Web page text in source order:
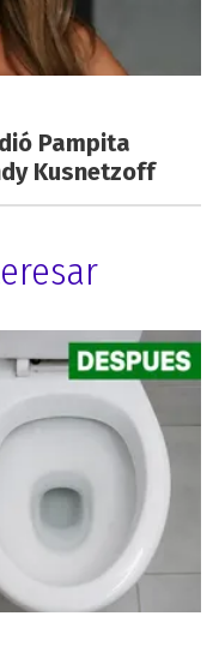
Pampita
Kusnetzoff